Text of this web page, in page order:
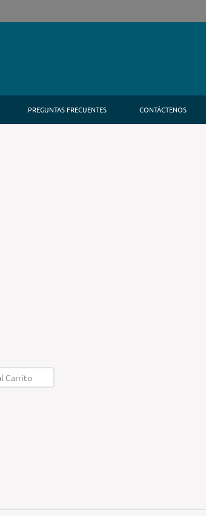
PREGUNTAS FRECUENTES CONTÁCTENOS
Carrito